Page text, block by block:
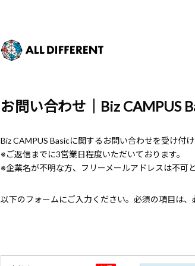
お問い合わせ｜Biz CAMPUS
Biz CAMPUS Basicに関するお問い合わせを受け付け
※ご返信までに3営業日程度いただいております。
※企業名が不明な方、フリーメールアドレスは不可
以下のフォームにご入力ください。必須の項目は、